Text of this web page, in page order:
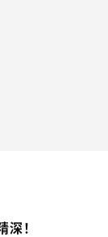
深！